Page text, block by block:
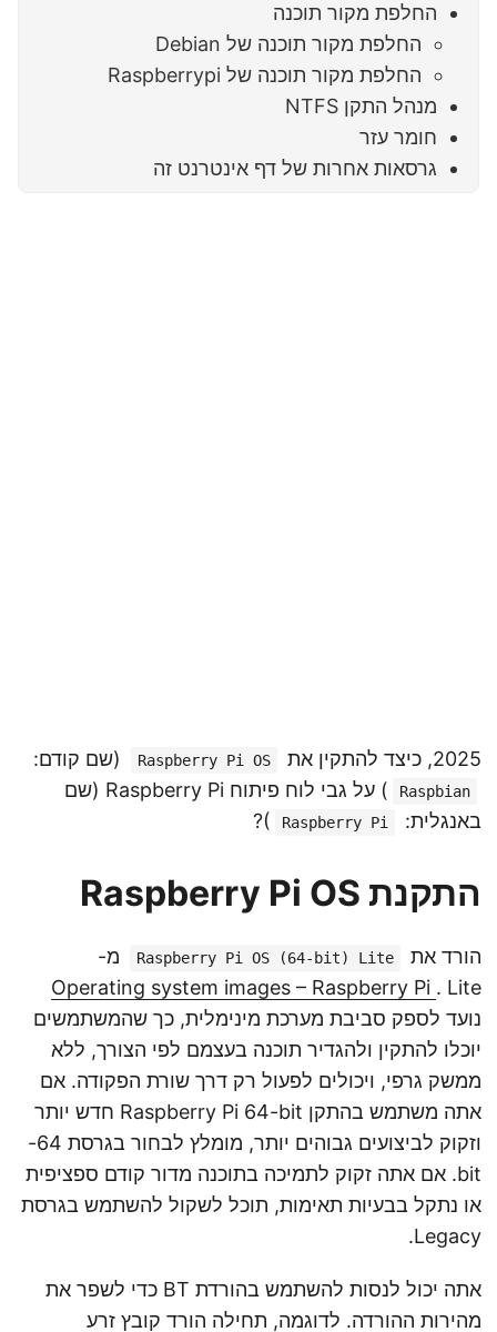
החלפת מקור תוכנה
החלפת מקור תוכנה של Debian
החלפת מקור תוכנה של Raspberrypi
מנהל התקן NTFS
חומר עזר
גרסאות אחרות של דף אינטרנט זה
2025, כיצד להתקין את Raspberry Pi OS (שם קודם:
Raspbian
) על גבי לוח פיתוח Raspberry Pi (שם
באנגלית:
Raspberry Pi
)?
התקנת Raspberry Pi OS
הורד את Raspberry Pi OS (64-bit) Lite
מ-
Operating system images – Raspberry Pi . Lite
נועד לספק סביבת מערכת מינימלית, כך שהמשתמשים
יוכלו להתקין ולהגדיר תוכנה בעצמם לפי הצורך, ללא
ממשק גרפי, ויכולים לפעול רק דרך שורת הפקודה. אם
אתה משתמש בהתקן Raspberry Pi 64-bit חדש יותר
וזקוק לביצועים גבוהים יותר, מומלץ לבחור בגרסת 64-
bit. אם אתה זקוק לתמיכה בתוכנה מדור קודם ספציפית
או נתקל בבעיות תאימות, תוכל לשקול להשתמש בגרסת
Legacy.
אתה יכול לנסות להשתמש בהורדת BT כדי לשפר את
מהירות ההורדה. לדוגמה, תחילה הורד קובץ זרע